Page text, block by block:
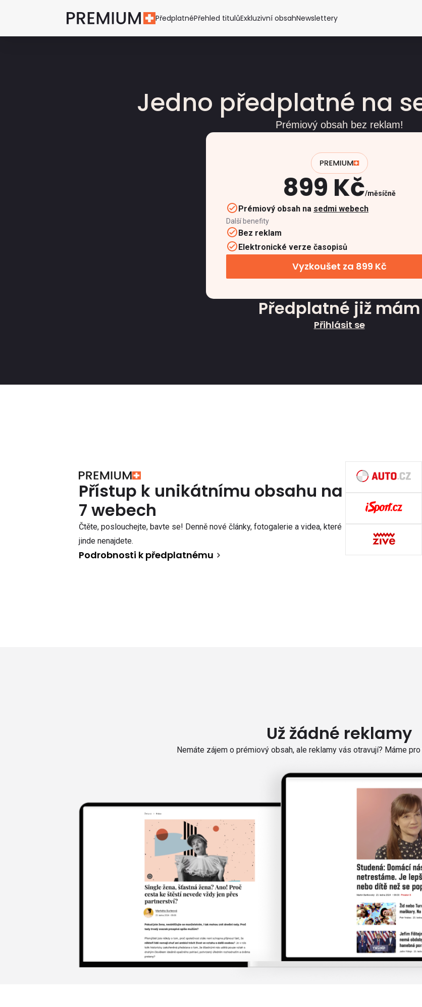
PředplatnéPřehled titulůExkluzivní obsahNewslettery
Jedno předplatné na
Prémiový obsah bez reklam!
899 Kč měsíčně
Prémiový obsah na sedmi webech
Další benefity
Bez reklam
Elektronické verze časopisů
Vyzkoušet za 899 Kč
Předplatné již mám
Přihlásit se
Přístup k unikátnímu obsahu na
7 webech
Čtěte, poslouchejte, bavte se! Denně nové články, fotogalerie a videa, které
jinde nenajdete.
Podrobnosti k předplatnému
Už žádné reklamy
Nemáte zájem o prémiový obsah, ale reklamy vás otravují? Máme